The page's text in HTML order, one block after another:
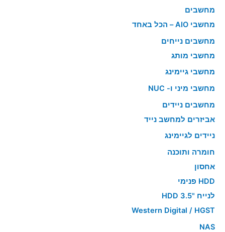
מחשבים
מחשבי AIO – הכל באחד
מחשבים נייחים
מחשבי מותג
מחשבי גיימינג
מחשבי מיני ו- NUC
מחשבים ניידים
אביזרים למחשב נייד
ניידים לגיימינג
חומרה ותוכנה
אחסון
HDD פנימי
לנייח "HDD 3.5
Western Digital / HGST
NAS